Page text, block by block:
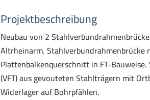
Projektbeschreibung
Neubau von 2
Altrheinarm. Stahlverbundrahmenbrücke
Plattenbalkenquerschnitt in FT-
(VFT) aus gevouteten Stahlträgern mit
Widerlager auf Bohrpfählen.